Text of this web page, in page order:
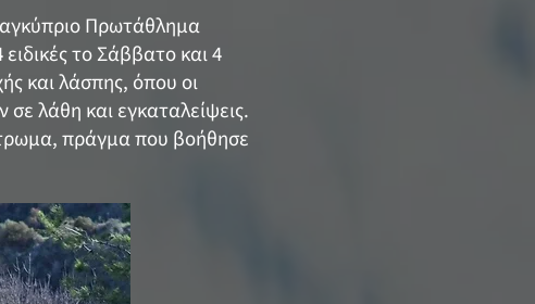
Πρωτάθλημα
το Σάββατο και 4
και λάσπης, όπου οι
σε λάθη και εγκαταλείψεις.
πράγμα που βοήθησε